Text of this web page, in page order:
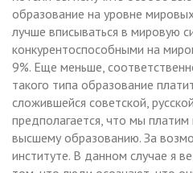
образование на уровне
лучше вписываться в мировую
конкурентоспособными на
9%. Еще меньше,
такого типа образование
сложившейся советской,
предполагается, что мы платим
высшему образованию. За
институте. В данном случае я